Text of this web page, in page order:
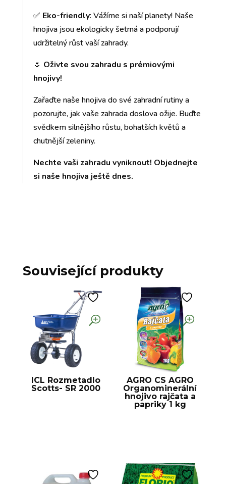
✅ Eko-friendly: Vážíme si naší planety! Naše
hnojiva jsou ekologicky šetrná a podporují
udržitelný růst vaší zahrady.
🌷 Oživte svou zahradu s prémiovými
hnojivy!
Zařaďte naše hnojiva do své zahradní rutiny a
pozorujte, jak vaše zahrada doslova ožije. Buďte
svědkem silnějšího růstu, bohatších květů a
chutnější zeleniny.
Nechte vaši zahradu vyniknout! Objednejte
si naše hnojiva ještě dnes.
Související produkty
ICL Rozmetadlo
Scotts- SR 2000
AGRO CS AGRO
Organominerální
hnojivo rajčata a
papriky 1 kg